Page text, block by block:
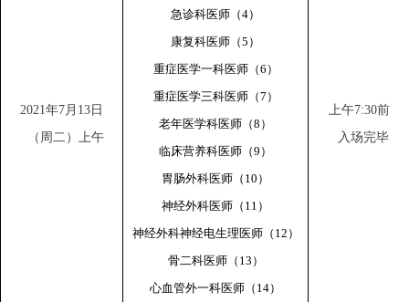
2021年7月13日
（周二）上午
急诊科医师（4）
康复科医师（5）
重症医学一科医师（6）
重症医学三科医师（7）
老年医学科医师（8）
临床营养科医师（9）
胃肠外科医师（10）
神经外科医师（11）
神经外科神经电生理医师（12）
骨二科医师（13）
心血管外一科医师（14）
上午7:30前
入场完毕